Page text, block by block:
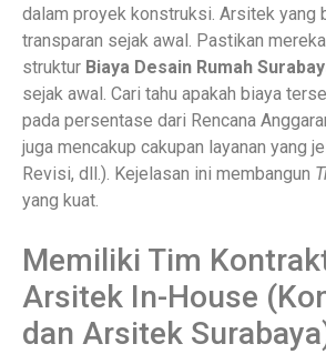
dalam proyek konstruksi. Arsitek yang
transparan sejak awal. Pastikan
struktur Biaya Desain Rumah
sejak awal. Cari tahu apakah biaya
pada persentase dari Rencana
juga mencakup cakupan layanan yang
Revisi, dll.). Kejelasan ini membangun
yang kuat.
Memiliki Tim
Arsitek In-House
dan Arsitek